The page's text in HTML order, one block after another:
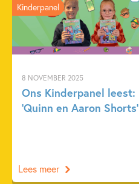
8 NOVEMBER 2025
Ons Kinderpanel leest:
‘Quinn en Aaron Shorts’
Kinderpanel
Lees meer